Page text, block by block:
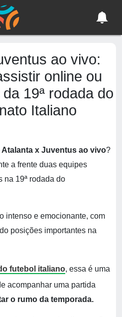
ao vivo:
online ou
19ª rodada do
Italiano
Atalanta x Juventus ao vivo?
a frente duas equipes
na 19ª rodada do
intenso e emocionante, com
posições importantes na
futebol italiano, essa é uma
acompanhar uma partida
o rumo da temporada.